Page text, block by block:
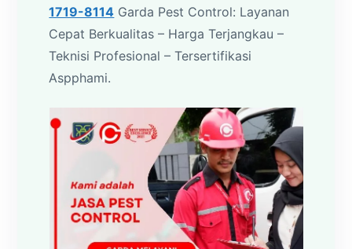
1719-8114 Garda Pest Control: Layanan
Cepat Berkualitas – Harga Terjangkau –
Teknisi Profesional – Tersertifikasi
Aspphami.